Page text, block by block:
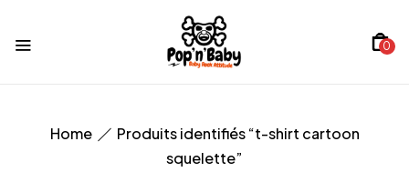
0
Home
Produits identifiés “t-shirt cartoon
squelette”